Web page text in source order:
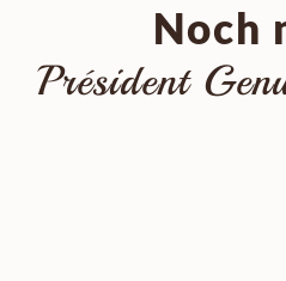
Noch
Président